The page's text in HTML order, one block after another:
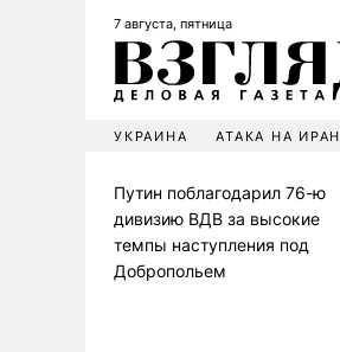
7 августа, пятница
УКРАИНА АТАКА НА ИРАН
Путин поблагодарил 76-ю
дивизию ВДВ за высокие
темпы наступления под
Добропольем